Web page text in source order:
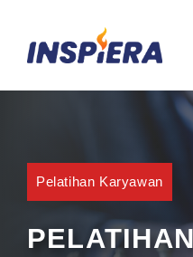
content
Pelatihan Karyawan